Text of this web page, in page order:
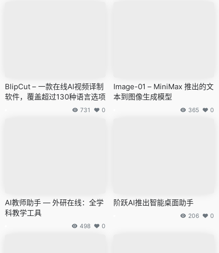
BlipCut – 一款在线AI视频译制
软件，覆盖超过130种语言选项
731 0
Image-01 – MiniMax 推出的文
本到图像生成模型
365 0
AI教师助手 — 外研在线：全学
科教学工具
498 0
阶跃AI推出智能桌面助手
206 0